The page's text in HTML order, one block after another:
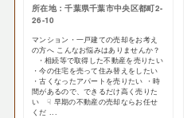
所在地：千葉県千葉市中央区都町2-
26-10
マンション・一戸建ての売却をお考え
の方へ こんなお悩みはありませんか？
・相続等で取得した不動産を売りたい
・今の住宅を売って住み替えをしたい
・古くなったアパートを売りたい ・時
間があるので、できるだけ高く売りた
い ☟ 早期の不動産の売却ならお任せ
くだ ...